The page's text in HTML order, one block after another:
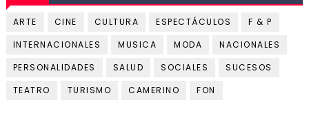
ARTE CINE CULTURA ESPECTÁCULOS
F & P
INTERNACIONALES
MUSICA MODA
NACIONALES
PERSONALIDADES
SALUD SOCIALES
SUCESOS
TEATRO
TURISMO CAMERINO FON